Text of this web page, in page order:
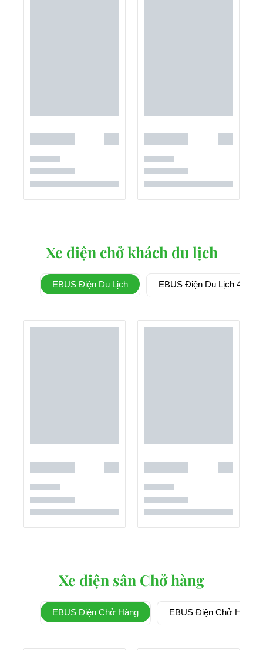
Xe điện chở khách du lịch
EBUS Điện Du Lịch EBUS Điện Du Lịch 4 Chỗ
Xe điện sân Chở hàng
EBUS Điện Chở Hàng EBUS Điện Chở Hàng